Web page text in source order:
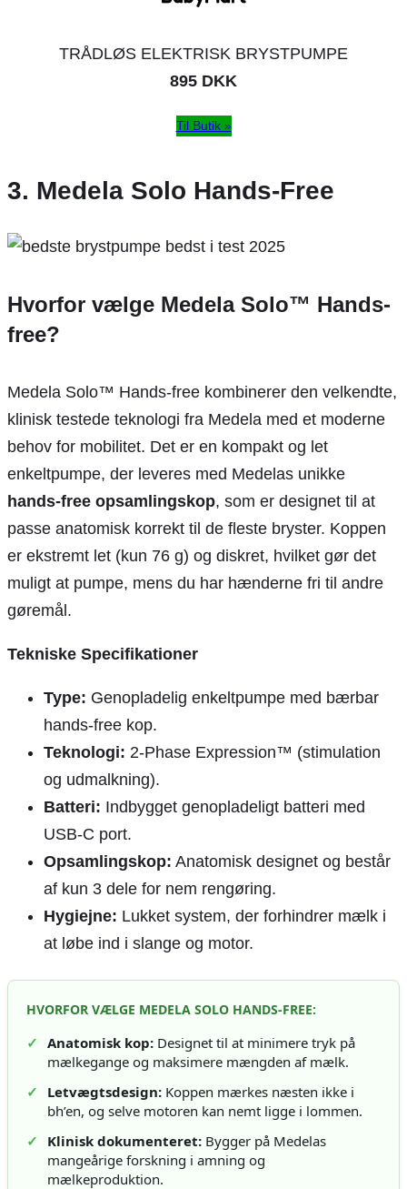
TRÅDLØS ELEKTRISK BRYSTPUMPE
895 DKK
Til Butik »
3. Medela Solo Hands-Free
Hvorfor vælge Medela Solo™ Hands-
free?
Medela Solo™ Hands-free kombinerer den velkendte,
klinisk testede teknologi fra Medela med et moderne
behov for mobilitet. Det er en kompakt og let
enkeltpumpe, der leveres med Medelas unikke
hands-free opsamlingskop, som er designet til at
passe anatomisk korrekt til de fleste bryster. Koppen
er ekstremt let (kun 76 g) og diskret, hvilket gør det
muligt at pumpe, mens du har hænderne fri til andre
gøremål.
Tekniske Specifikationer
Type: Genopladelig enkeltpumpe med bærbar
hands-free kop.
Teknologi: 2-Phase Expression™ (stimulation
og udmalkning).
Batteri: Indbygget genopladeligt batteri med
USB-C port.
Opsamlingskop: Anatomisk designet og består
af kun 3 dele for nem rengøring.
Hygiejne: Lukket system, der forhindrer mælk i
at løbe ind i slange og motor.
HVORFOR VÆLGE MEDELA SOLO HANDS-FREE:
✓ Anatomisk kop: Designet til at minimere tryk på
mælkegange og maksimere mængden af mælk.
✓
Letvægtsdesign: Koppen mærkes næsten ikke i
bh’en, og selve motoren kan nemt ligge i lommen.
✓
Klinisk dokumenteret: Bygger på Medelas
mangeårige forskning i amning og
mælkeproduktion.